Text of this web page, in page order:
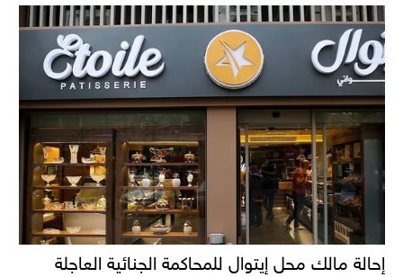
إحالة مالك محل إيتوال للمحاكمة الجنائية العاجلة